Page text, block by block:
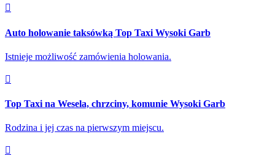
Auto holowanie taksówką Top Taxi Wysoki Garb
Istnieje możliwość zamówienia holowania.
Top Taxi na Wesela, chrzciny, komunie Wysoki Garb
Rodzina i jej czas na pierwszym miejscu.